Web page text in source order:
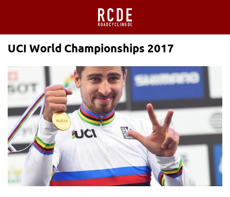
UCI World Championships 2017